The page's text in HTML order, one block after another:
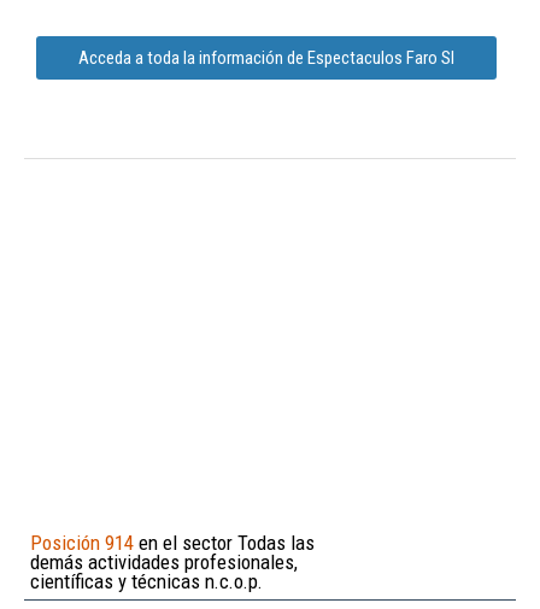
Acceda a toda la información de Espectaculos Faro Sl
Posición 914 en el sector Todas las
demás actividades profesionales,
científicas y técnicas n.c.o.p.